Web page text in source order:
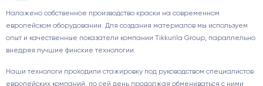
Налажено собственное производство краски на современном
европейском оборудовании. Для создания материалов мы используем
опыт и качественные показатели компании Tikkurila Group, параллельно
внедряя лучшие финские технологии.
Наши технологи проходили стажировку под руководством специалистов
европейских компаний, по сей день продолжая обмениваться с ними